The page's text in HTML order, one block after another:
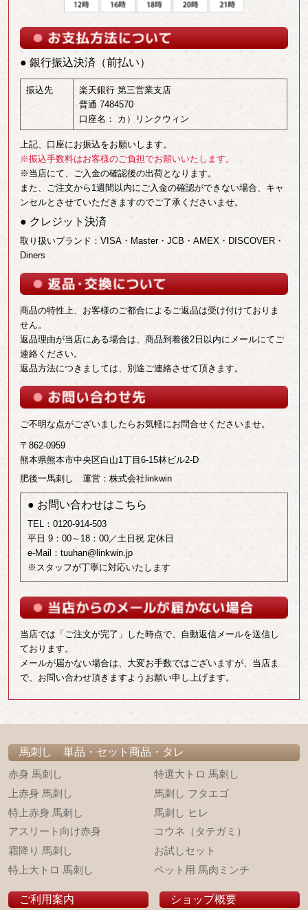
● 銀行振込決済（前払い）
振込先
楽天銀行 第三営業支店
普通 7484570
口座名： カ）リンクウィン
上記、口座にお振込をお願いします。
※振込手数料はお客様のご負担でお願いいたします。
※当店にて、ご入金の確認後の出荷となります。
また、ご注文から1週間以内にご入金の確認ができない場合、キャ
ンセルとさせていただきますのでご了承くださいませ。
● クレジット決済
取り扱いブランド：VISA・Master・JCB・AMEX・DISCOVER・
Diners
商品の特性上、お客様のご都合によるご返品は受け付けておりま
せん。
返品理由が当店にある場合は、商品到着後2日以内にメールにてご
連絡ください。
返品方法につきましては、別途ご連絡させて頂きます。
ご不明な点がございましたらお気軽にお問合せくださいませ。
〒862-0959
熊本県熊本市中央区白山1丁目6-15林ビル2-D
肥後一馬刺し
運営：株式会社linkwin
● お問い合わせはこちら
TEL：0120-914-503
平日 9：00～18：00／土日祝 定休日
e-Mail：tuuhan@linkwin.jp
※スタッフが丁寧に対応いたします
当店では「ご注文が完了」した時点で、自動返信メールを送信し
ております。
メールが届かない場合は、大変お手数ではございますが、当店ま
で、お問い合わせ頂きますようお願い申し上げます。
馬刺し 単品・セット商品・タレ
赤身 馬刺し
上赤身 馬刺し
特上赤身 馬刺し
アスリート向け赤身
霜降り 馬刺し
特上大トロ 馬刺し
特選大トロ 馬刺し
馬刺し フタエゴ
馬刺し ヒレ
コウネ（タテガミ）
お試しセット
ペット用 馬肉ミンチ
ご利用案内 ショップ概要